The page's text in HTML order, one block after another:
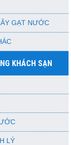
GẠT NƯỚC
KHÁCH SẠN
LÝ